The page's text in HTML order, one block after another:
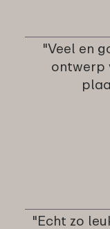
"Veel en
ontwerp
"Echt zo